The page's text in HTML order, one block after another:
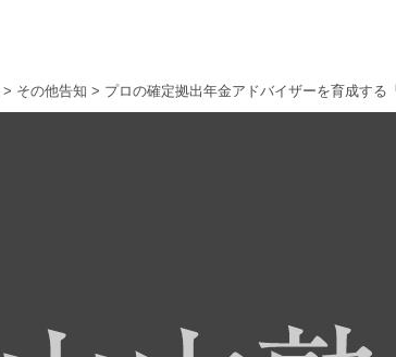
> その他告知 > プロの確定拠出年金アドバイザーを育成す